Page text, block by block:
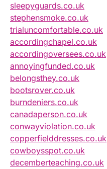
sleepyguards.co.uk
stephensmoke.co.uk
trialuncomfortable.co.uk
accordingchapel.co.uk
accordingoversees.co.uk
annoyingfunded.co.uk
belongsthey.co.uk
bootsrover.co.uk
burndeniers.co.uk
canadaperson.co.uk
conwayviolation.co.uk
copperfielddresses.co.uk
cowboysspot.co.uk
decemberteaching.co.uk